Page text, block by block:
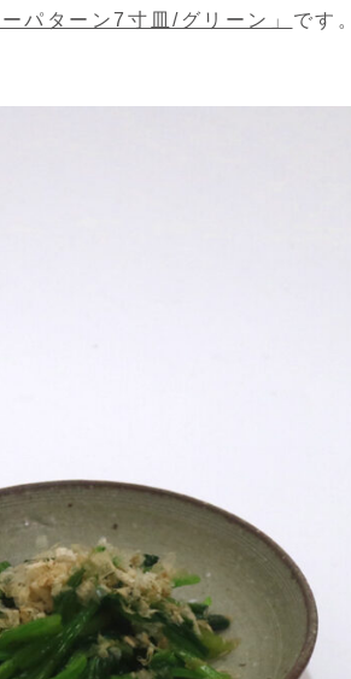
パターン7寸皿/グリーン」 です。